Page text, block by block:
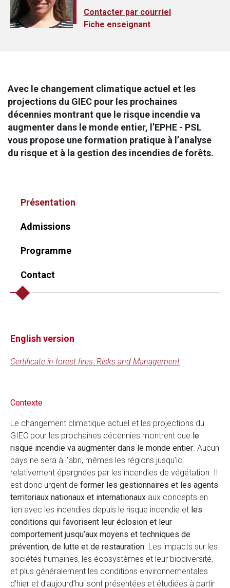
Contacter par courriel
Fiche enseignant
Avec le changement climatique actuel et les
projections du GIEC pour les prochaines
décennies montrant que le risque incendie va
augmenter dans le monde entier, l’EPHE - PSL
vous propose une formation pratique à l’analyse
du risque et à la gestion des incendies de forêts.
Présentation
Admissions
Programme
Contact
English version
Certificate in forest fires: Risks and Management
Contexte
Le changement climatique actuel et les projections du
GIEC pour les prochaines décennies montrent que le
risque incendie va augmenter dans le monde entier. Aucun
pays ne sera à l’abri, mêmes les régions jusqu’ici
relativement épargnées par les incendies de végétation. Il
est donc urgent de former les gestionnaires et les agents
territoriaux nationaux et internationaux aux concepts en
lien avec les incendies depuis le risque incendie et les
conditions qui favorisent leur éclosion et leur
comportement jusqu’aux moyens et techniques de
prévention, de lutte et de restauration. Les impacts sur les
sociétés humaines, les écosystèmes et leur biodiversité,
et plus généralement les conditions environnementales
d’hier et d’aujourd’hui sont présentées et étudiées à partir